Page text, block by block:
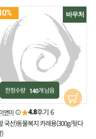
바우처
한정수량 140개 남음
앤미 ★4.8후기 6
국산)동물복지 카레용(300g/뒷다